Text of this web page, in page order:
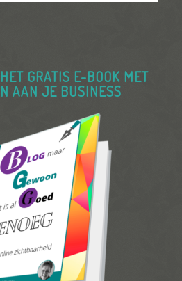
GRATIS E-BOOK MET
AAN JE BUSINESS